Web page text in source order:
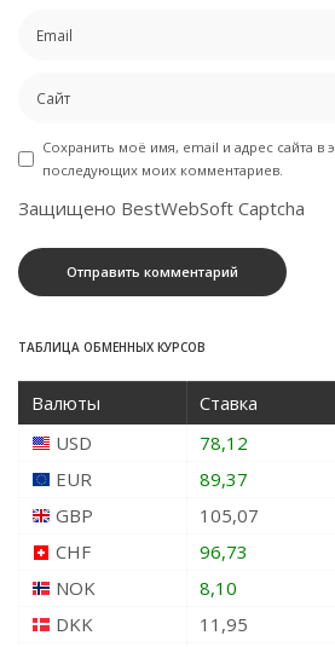
Сохранить моё имя, email и адрес сайта в
последующих моих комментариев.
Защищено BestWebSoft Captcha
ТАБЛИЦА ОБМЕННЫХ КУРСОВ
Валюты Ставка
USD
78,12
EUR
89,37
GBP
105,07
CHF
96,73
NOK
8,10
DKK
11,95